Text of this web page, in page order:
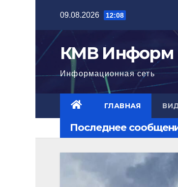
содержимому
09.08.2026 12:08
КМВ Информ
Информационная сеть
ГЛАВНАЯ
Последнее
нового уровня Ближний Восток